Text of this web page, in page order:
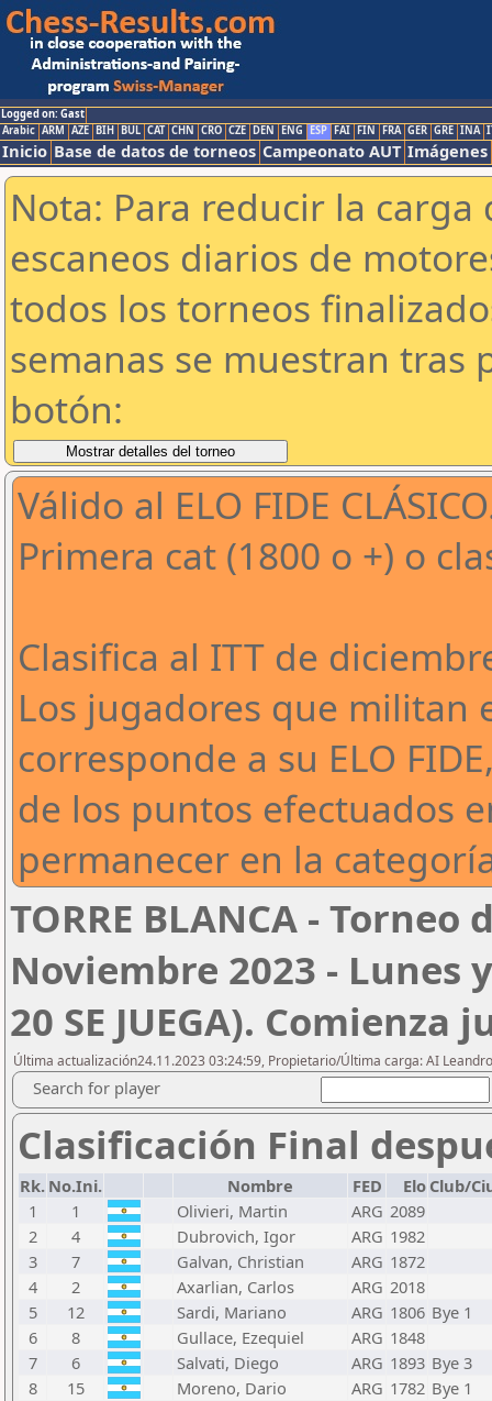
Logged on: Gast
Arabic ARM AZE BIH BUL CAT CHN CRO CZE DEN ENG ESP FAI FIN FRA GER GRE INA
Inicio Base de datos de torneos Campeonato AUT Imágenes
Nota: Para reducir la
escaneos diarios de
todos los torneos
semanas se muestran tras
botón:
Válido al ELO FIDE
Primera cat (1800 o +) o
Clasifica al ITT de
Los jugadores que militan
corresponde a su ELO
de los puntos efectuados
permanecer en la
TORRE BLANCA -
Noviembre 2023 - Lunes
20 SE JUEGA). Comienza
Última actualización24.11.2023 03:24:59, Propietario/Última carga: AI
Search for player
Clasificación Final
Rk. No.Ini. Nombre FED Elo Club/
1
1 Olivieri, Martin ARG 2089
2
4 Dubrovich, Igor ARG 1982
3
7 Galvan, Christian ARG 1872
4
2 Axarlian, Carlos ARG 2018
5
12 Sardi, Mariano ARG 1806 Bye 1
6
8 Gullace, Ezequiel ARG 1848
7
6 Salvati, Diego ARG 1893 Bye 3
8
15 Moreno, Dario ARG 1782 Bye 1